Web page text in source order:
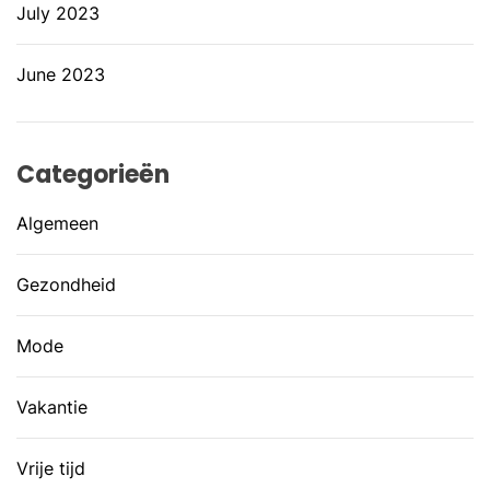
July 2023
June 2023
Categorieën
Algemeen
Gezondheid
Mode
Vakantie
Vrije tijd